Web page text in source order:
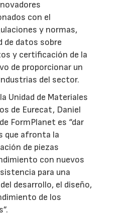
con el
y normas,
de datos sobre
y certificación de la
de proporcionar un
del sector.
Unidad de Materiales
de Eurecat, Daniel
FormPlanet es “dar
que afronta la
de piezas
con nuevos
para una
desarrollo, el diseño,
de los